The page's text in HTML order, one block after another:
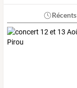
Récents